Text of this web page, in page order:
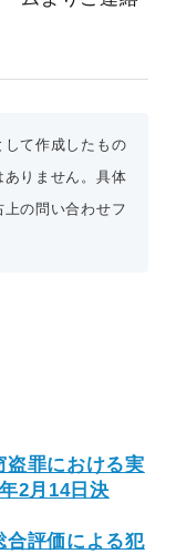
て作成したもの
りません。具体
の問い合わせフ
盗罪における実
2月14日決
合評価による犯